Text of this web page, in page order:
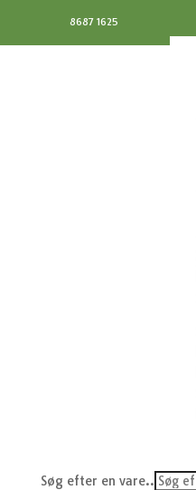
8687 1625
Søg efter en vare..